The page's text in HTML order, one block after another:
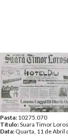
Pasta: 10275.070
Título:Suara Timor
Data: Quarta, 11 de Abril